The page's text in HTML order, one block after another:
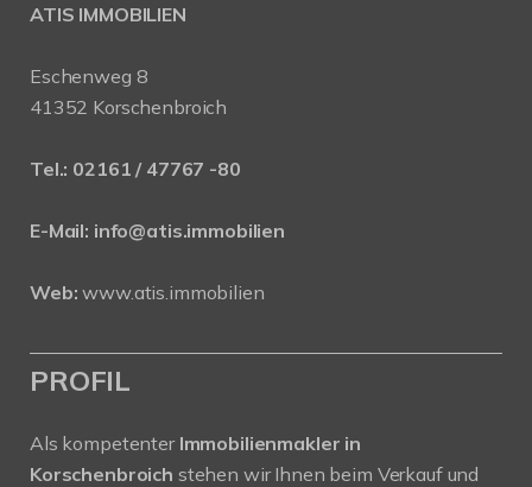
ATIS IMMOBILIEN
Eschenweg 8
41352 Korschenbroich
Tel.: 02161 / 47767 -80
E-Mail: info@atis.immobilien
Web: www.atis.immobilien
PROFIL
Als kompetenter Immobilienmakler in
Korschenbroich stehen wir Ihnen beim Verkauf und